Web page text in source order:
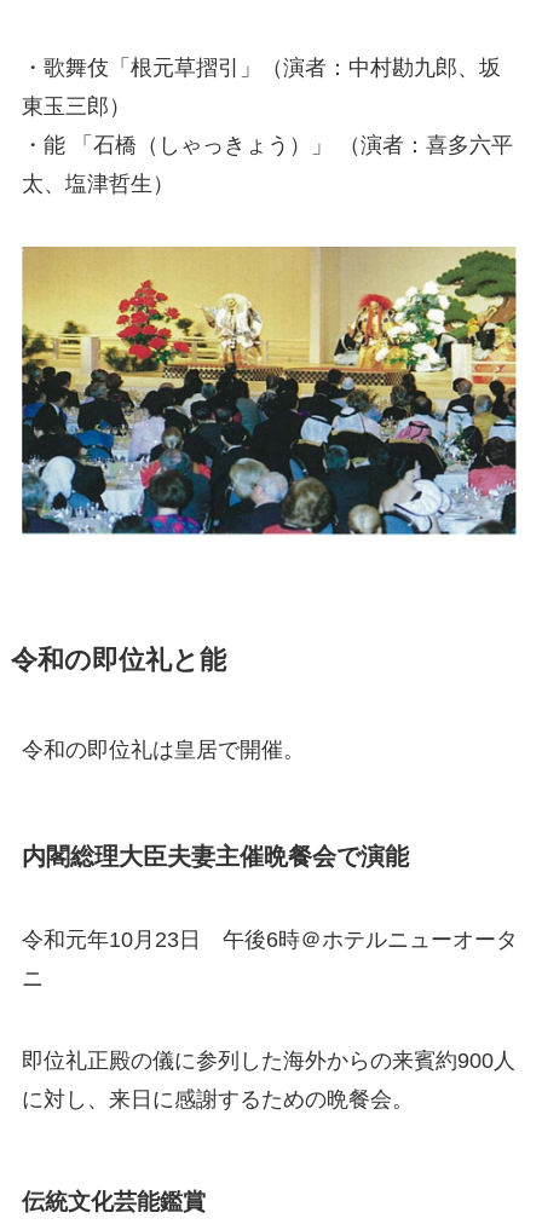
・歌舞伎「根元草摺引」（演者：中村勘九郎、坂
東玉三郎）
・能 「石橋（しゃっきょう）」 （演者：喜多六平
太、塩津哲生）
令和の即位礼と能
令和の即位礼は皇居で開催。
内閣総理大臣夫妻主催晩餐会で演能
令和元年10月23日 午後6時＠ホテルニューオータ
ニ
即位礼正殿の儀に参列した海外からの来賓約900人
に対し、来日に感謝するための晩餐会。
伝統文化芸能鑑賞